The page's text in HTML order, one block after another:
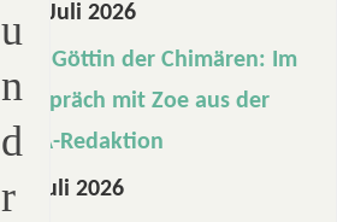
u
n
d
r
10. Juli 2026
Die Göttin der Chimären: Im
Gespräch mit Zoe aus der
DSA-Redaktion
1. Juli 2026